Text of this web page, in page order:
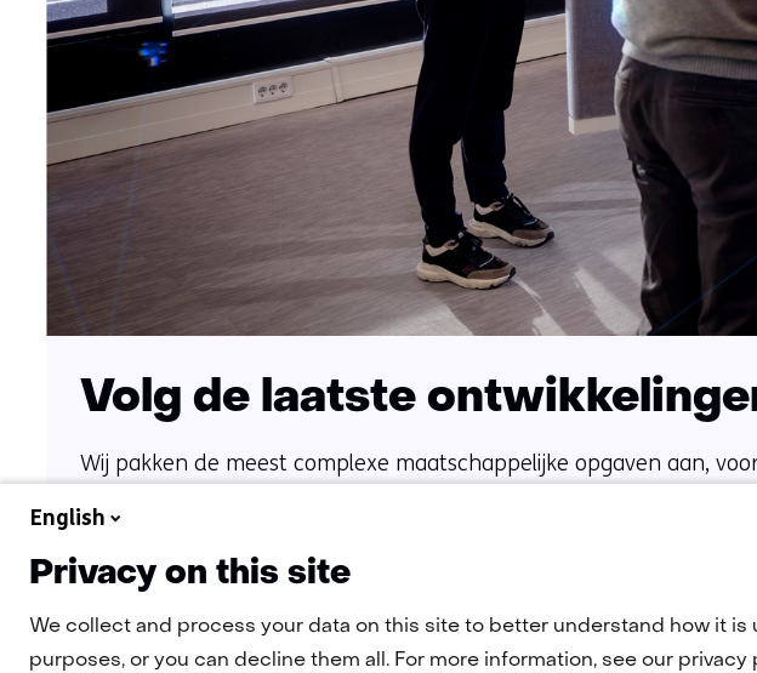
Volg de laatste
Wij pakken de meest complexe maatschappelijke opgaven aan,
Naar het overzicht
English
Privacy on this site
We collect and process your data on this site to better understand how it is
purposes, or you can decline them all. For more information, see our privacy